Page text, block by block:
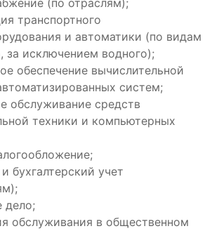
(по отраслям);
транспортного
и автоматики (по видам
за исключением водного);
обеспечение вычислительной
систем;
обслуживание средств
техники и компьютерных
бухгалтерский учет
дело;
обслуживания в общественном